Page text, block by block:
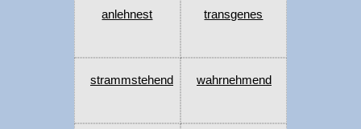
anlehnest transgenes
strammstehend wahrnehmend